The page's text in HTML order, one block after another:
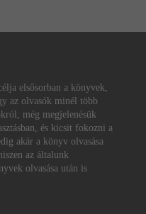
elsősorban a könyvek,
az olvasók minél több
még megjelenésük
és kicsit fokozni a
akár a könyv olvasása
az általunk
olvasása után is